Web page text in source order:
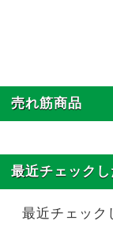
売れ筋商品
最近チェック
最近チェック